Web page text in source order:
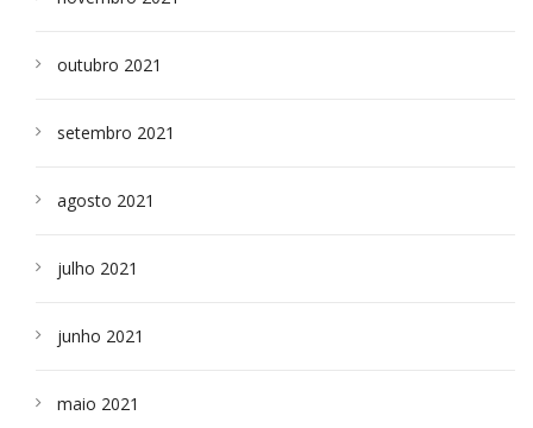
outubro 2021
setembro 2021
agosto 2021
julho 2021
junho 2021
maio 2021